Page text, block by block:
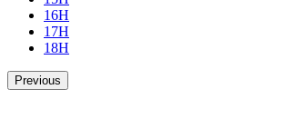
16H
17H
18H
Previous